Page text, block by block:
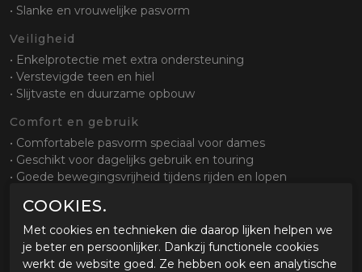
• Slanke en vrouwelijke pasvorm
Veiligheid
• Enkelprotectie met extra ondersteuning
• Verstevigde teen en hiel
• Slijtvaste en duurzame opbouw
Comfort en gebruik
• Comfortabele pasvorm speciaal voor dames
• Geschikt voor dagelijks gebruik en touring
• Goede bewegingsvrijheid tijdens rijden en lopen
Sluiting en pasvorm
• Ritssluiting met klittenband afdekking
• Eenvoudig aan en uit te trekken
• Goede aansluiting rond enkel en kuit
COOKIES.
Met cookies en technieken die daarop lijken helpen we
je beter en persoonlijker. Dankzij functionele cookies
werkt de website goed. Ze hebben ook een analytische